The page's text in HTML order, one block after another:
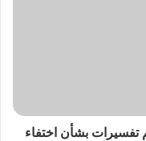
تفسيرات بشأن اختفاء